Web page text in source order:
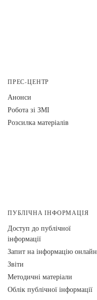
ПРЕС-ЦЕНТР
Анонси
Робота зі ЗМІ
Розсилка матеріалів
ПУБЛІЧНА ІНФОРМАЦІЯ
Доступ до публічної
інформації
Запит на інформацію онлайн
Звіти
Методичні матеріали
Облік публічної інформації